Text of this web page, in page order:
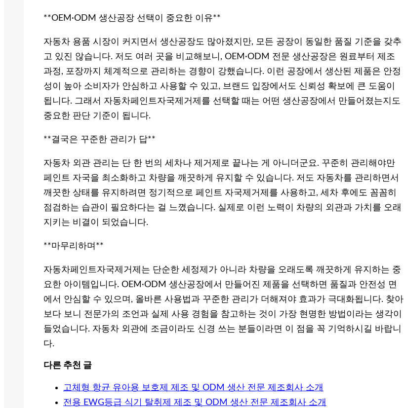
**OEM·ODM 생산공장 선택이 중요한 이유**
자동차 용품 시장이 커지면서 생산공장도 많아졌지만, 모든 공장이 동일한 품질 기준을 갖추
고 있진 않습니다. 저도 여러 곳을 비교해보니, OEM·ODM 전문 생산공장은 원료부터 제조
과정, 포장까지 체계적으로 관리하는 경향이 강했습니다. 이런 공장에서 생산된 제품은 안정
성이 높아 소비자가 안심하고 사용할 수 있고, 브랜드 입장에서도 신뢰성 확보에 큰 도움이
됩니다. 그래서 자동차페인트자국제거제를 선택할 때는 어떤 생산공장에서 만들어졌는지도
중요한 판단 기준이 됩니다.
**결국은 꾸준한 관리가 답**
자동차 외관 관리는 단 한 번의 세차나 제거제로 끝나는 게 아니더군요. 꾸준히 관리해야만
페인트 자국을 최소화하고 차량을 깨끗하게 유지할 수 있습니다. 저도 자동차를 관리하면서
깨끗한 상태를 유지하려면 정기적으로 페인트 자국제거제를 사용하고, 세차 후에도 꼼꼼히
점검하는 습관이 필요하다는 걸 느꼈습니다. 실제로 이런 노력이 차량의 외관과 가치를 오래
지키는 비결이 되었습니다.
**마무리하며**
자동차페인트자국제거제는 단순한 세정제가 아니라 차량을 오래도록 깨끗하게 유지하는 중
요한 아이템입니다. OEM·ODM 생산공장에서 만들어진 제품을 선택하면 품질과 안전성 면
에서 안심할 수 있으며, 올바른 사용법과 꾸준한 관리가 더해져야 효과가 극대화됩니다. 찾아
보다 보니 전문가의 조언과 실제 사용 경험을 참고하는 것이 가장 현명한 방법이라는 생각이
들었습니다. 자동차 외관에 조금이라도 신경 쓰는 분들이라면 이 점을 꼭 기억하시길 바랍니
다.
다른 추천 글
고체형 항균 유아용 보호제 제조 및 ODM 생산 전문 제조회사 소개
전용 EWG등급 식기 탈취제 제조 및 ODM 생산 전문 제조회사 소개